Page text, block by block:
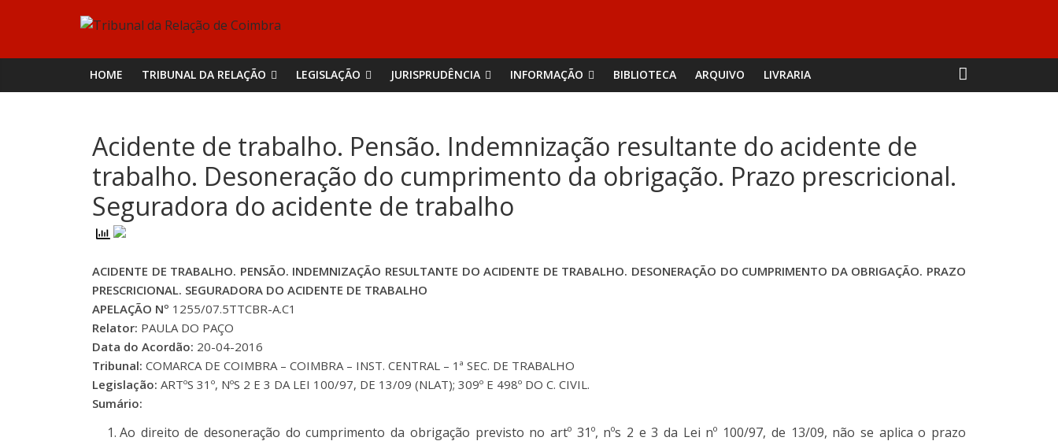
Tribunal
da
Relação
de
Coimbra
HOME TRIBUNAL DA RELAÇÃO LEGISLAÇÃO JURISPRUDÊNCIA INFORMAÇÃO BIBLIOTECA ARQUIVO LIVRARIA
Acidente de trabalho. Pensão. Indemnização resultante do acidente de
trabalho. Desoneração do cumprimento da obrigação. Prazo prescricional.
Seguradora do acidente de trabalho
ACIDENTE DE TRABALHO. PENSÃO. INDEMNIZAÇÃO RESULTANTE DO ACIDENTE DE TRABALHO. DESONERAÇÃO DO CUMPRIMENTO DA OBRIGAÇÃO. PRAZO
PRESCRICIONAL. SEGURADORA DO ACIDENTE DE TRABALHO
APELAÇÃO Nº 1255/07.5TTCBR-A.C1
Relator: PAULA DO PAÇO
Data do Acordão: 20-04-2016
Tribunal: COMARCA DE COIMBRA – COIMBRA – INST. CENTRAL – 1ª SEC. DE TRABALHO
Legislação: ARTºS 31º, NºS 2 E 3 DA LEI 100/97, DE 13/09 (NLAT); 309º E 498º DO C. CIVIL.
Sumário:
Ao direito de desoneração do cumprimento da obrigação previsto no artº 31º, nºs 2 e 3 da Lei nº 100/97, de 13/09, não se aplica o prazo